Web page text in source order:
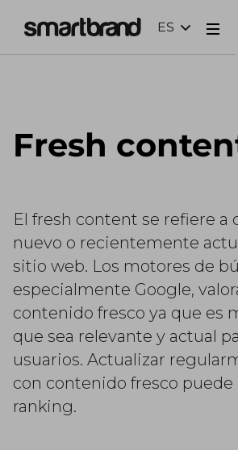
ES
Fresh
El fresh content se refiere a
nuevo o recientemente
sitio web. Los motores de
especialmente Google,
contenido fresco ya que es
que sea relevante y actual
usuarios. Actualizar
con contenido fresco puede
ranking.